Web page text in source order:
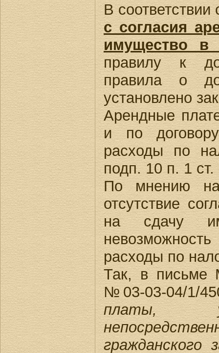
В
с согласия
имущество в
правилу к
правила о
установлено
Арендные
и по
расходы по
подп. 10 п. 1
По мнению
отсутствие
на сдачу
расходы по
Так, в письме
№03-03-04/1/
платы,
гражданского